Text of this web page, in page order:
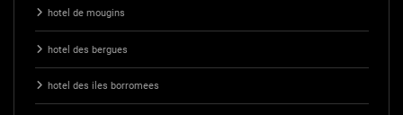
hotel de mougins
hotel des bergues
hotel des iles borromees